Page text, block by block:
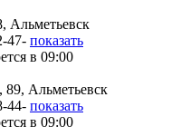
Альметьевск
47- показать
в 09:00
89, Альметьевск
44- показать
в 09:00